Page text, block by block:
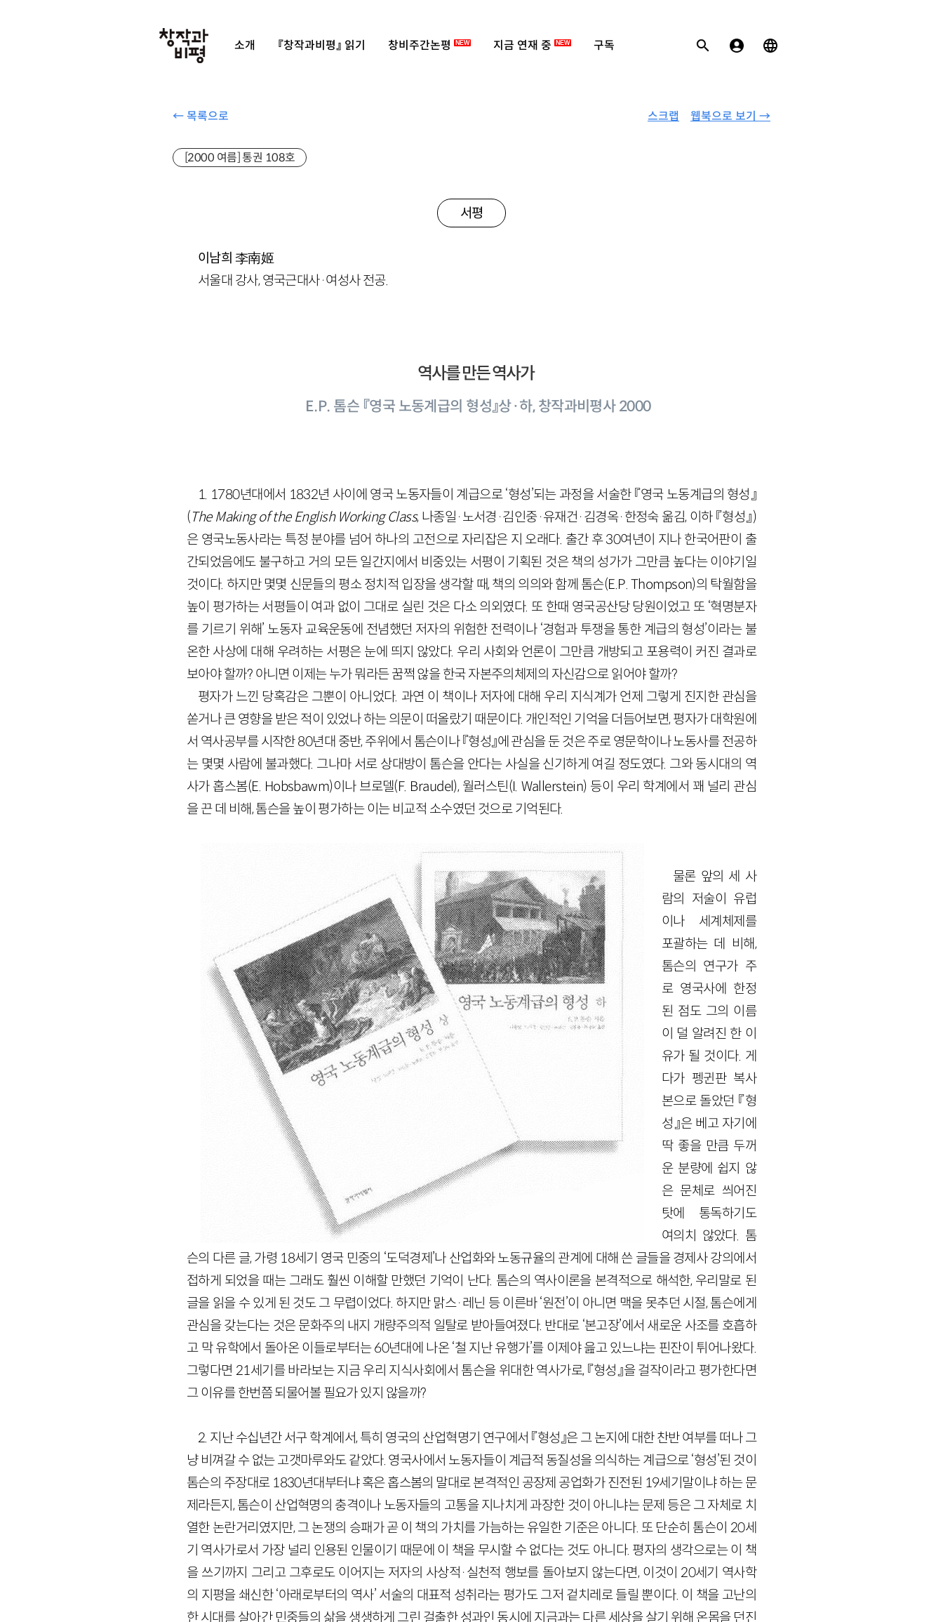
소개 『창작과비평』 읽기 창비주간논평 NEW 지금 연재 중 NEW 구독
← 목록으로 웹북으로 보기 →
스크랩
[2000 여름] 통권 108호
서평
이남희 李南姬
서울대 강사, 영국근대사·여성사 전공.
역사를 만든 역사가
E.P. 톰슨 『영국 노동계급의 형성』상·하, 창작과비평사 2000
1. 1780년대에서 1832년 사이에 영국 노동자들이 계급으로 ‘형성’되는 과정을 서술한 『영국 노동계급의 형성』
(The Making of the English Working Class, 나종일·노서경·김인중·유재건·김경옥·한정숙 옮김, 이하 『형성』)
은 영국노동사라는 특정 분야를 넘어 하나의 고전으로 자리잡은 지 오래다. 출간 후 30여년이 지나 한국어판이 출
간되었음에도 불구하고 거의 모든 일간지에서 비중있는 서평이 기획된 것은 책의 성가가 그만큼 높다는 이야기일
것이다. 하지만 몇몇 신문들의 평소 정치적 입장을 생각할 때, 책의 의의와 함께 톰슨(E.P. Thompson)의 탁월함을
높이 평가하는 서평들이 여과 없이 그대로 실린 것은 다소 의외였다. 또 한때 영국공산당 당원이었고 또 ‘혁명분자
를 기르기 위해’ 노동자 교육운동에 전념했던 저자의 위험한 전력이나 ‘경험과 투쟁을 통한 계급의 형성’이라는 불
온한 사상에 대해 우려하는 서평은 눈에 띄지 않았다. 우리 사회와 언론이 그만큼 개방되고 포용력이 커진 결과로
보아야 할까? 아니면 이제는 누가 뭐라든 꿈쩍 않을 한국 자본주의체제의 자신감으로 읽어야 할까?
평자가 느낀 당혹감은 그뿐이 아니었다. 과연 이 책이나 저자에 대해 우리 지식계가 언제 그렇게 진지한 관심을
쏟거나 큰 영향을 받은 적이 있었나 하는 의문이 떠올랐기 때문이다. 개인적인 기억을 더듬어보면, 평자가 대학원에
서 역사공부를 시작한 80년대 중반, 주위에서 톰슨이나 『형성』에 관심을 둔 것은 주로 영문학이나 노동사를 전공하
는 몇몇 사람에 불과했다. 그나마 서로 상대방이 톰슨을 안다는 사실을 신기하게 여길 정도였다. 그와 동시대의 역
사가 홉스봄(E. Hobsbawm)이나 브로델(F. Braudel), 월러스틴(I. Wallerstein) 등이 우리 학계에서 꽤 널리 관심
을 끈 데 비해, 톰슨을 높이 평가하는 이는 비교적 소수였던 것으로 기억된다.
물론 앞의 세 사
람의 저술이 유럽
이나 세계체제를
포괄하는 데 비해,
톰슨의 연구가 주
로 영국사에 한정
된 점도 그의 이름
이 덜 알려진 한 이
유가 될 것이다. 게
다가 펭귄판 복사
본으로 돌았던 『형
성』은 베고 자기에
딱 좋을 만큼 두꺼
운 분량에 쉽지 않
은 문체로 씌어진
탓에 통독하기도
여의치 않았다. 톰
슨의 다른 글, 가령 18세기 영국 민중의 ‘도덕경제’나 산업화와 노동규율의 관계에 대해 쓴 글들을 경제사 강의에서
접하게 되었을 때는 그래도 훨씬 이해할 만했던 기억이 난다. 톰슨의 역사이론을 본격적으로 해석한, 우리말로 된
글을 읽을 수 있게 된 것도 그 무렵이었다. 하지만 맑스·레닌 등 이른바 ‘원전’이 아니면 맥을 못추던 시절, 톰슨에게
관심을 갖는다는 것은 문화주의 내지 개량주의적 일탈로 받아들여졌다. 반대로 ‘본고장’에서 새로운 사조를 호흡하
고 막 유학에서 돌아온 이들로부터는 60년대에 나온 ‘철 지난 유행가’를 이제야 읊고 있느냐는 핀잔이 튀어나왔다.
그렇다면 21세기를 바라보는 지금 우리 지식사회에서 톰슨을 위대한 역사가로, 『형성』을 걸작이라고 평가한다면
그 이유를 한번쯤 되물어볼 필요가 있지 않을까?
2. 지난 수십년간 서구 학계에서, 특히 영국의 산업혁명기 연구에서 『형성』은 그 논지에 대한 찬반 여부를 떠나 그
냥 비껴갈 수 없는 고갯마루와도 같았다. 영국사에서 노동자들이 계급적 동질성을 의식하는 계급으로 ‘형성’된 것이
톰슨의 주장대로 1830년대부터냐 혹은 홉스봄의 말대로 본격적인 공장제 공업화가 진전된 19세기말이냐 하는 문
제라든지, 톰슨이 산업혁명의 충격이나 노동자들의 고통을 지나치게 과장한 것이 아니냐는 문제 등은 그 자체로 치
열한 논란거리였지만, 그 논쟁의 승패가 곧 이 책의 가치를 가늠하는 유일한 기준은 아니다. 또 단순히 톰슨이 20세
기 역사가로서 가장 널리 인용된 인물이기 때문에 이 책을 무시할 수 없다는 것도 아니다. 평자의 생각으로는 이 책
을 쓰기까지 그리고 그후로도 이어지는 저자의 사상적·실천적 행보를 돌아보지 않는다면, 이것이 20세기 역사학
의 지평을 쇄신한 ‘아래로부터의 역사’ 서술의 대표적 성취라는 평가도 그저 겉치레로 들릴 뿐이다. 이 책을 고난의
한 시대를 살아간 민중들의 삶을 생생하게 그린 걸출한 성과인 동시에 지금과는 다른 세상을 살기 위해 온몸을 던진